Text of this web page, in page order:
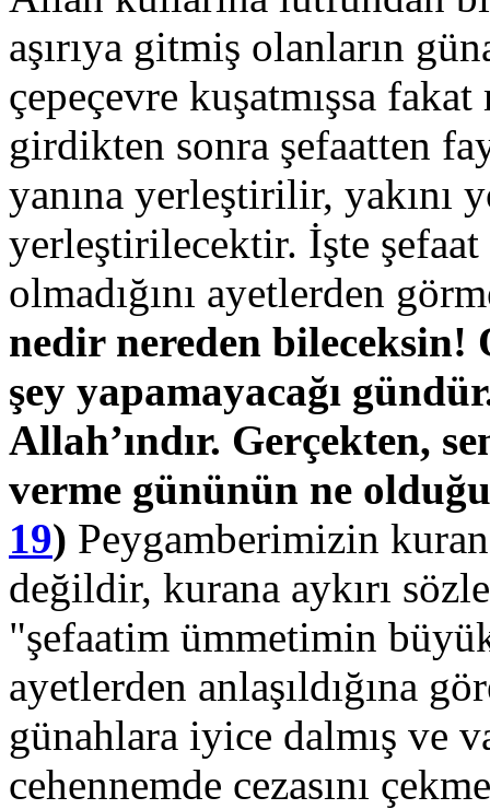
aşırıya gitmiş olanların
çepeçevre kuşatmışsa
girdikten sonra şefaatten
yanına yerleştirilir, yakını
yerleştirilecektir. İşte
olmadığını ayetlerden
nedir nereden
şey yapamayacağı
Allah’ındır. Gerçekten,
verme gününün ne
19) Peygamberimizin
değildir, kurana aykırı
"şefaatim ümmetimin
ayetlerden anlaşıldığına
günahlara iyice dalmış ve
cehennemde cezasını